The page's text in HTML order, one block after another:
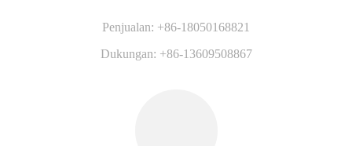
Penjualan: +86-18050168821
Dukungan: +86-13609508867